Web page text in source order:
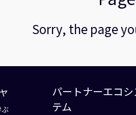
Sorry, the page
パートナーエコシ
テム